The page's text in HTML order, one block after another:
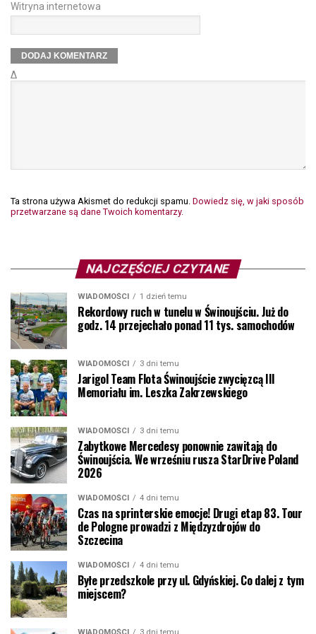
Witryna internetowa
Δ
Ta strona używa Akismet do redukcji spamu. Dowiedz się, w jaki sposób
przetwarzane są dane Twoich komentarzy.
NAJCZĘŚCIEJ CZYTANE
WIADOMOŚCI 1 dzień temu
Rekordowy ruch w tunelu w Świnoujściu. Już do
godz. 14 przejechało ponad 11 tys. samochodów
WIADOMOŚCI 3 dni temu
Jarigol Team Flota Świnoujście zwycięzcą III
Memoriału im. Leszka Zakrzewskiego
WIADOMOŚCI 3 dni temu
Zabytkowe Mercedesy ponownie zawitają do
Świnoujścia. We wrześniu rusza StarDrive Poland
2026
WIADOMOŚCI 4 dni temu
Czas na sprinterskie emocje! Drugi etap 83. Tour
de Pologne prowadzi z Międzyzdrojów do
Szczecina
WIADOMOŚCI 4 dni temu
Byłe przedszkole przy ul. Gdyńskiej. Co dalej z tym
miejscem?